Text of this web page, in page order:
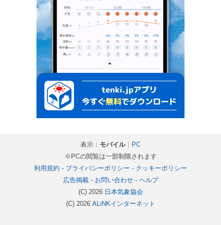
表示： モバイル｜ PC
※PCの閲覧は一部制限されます
利用規約 - プライバシーポリシー - クッキーポリシー
広告掲載- お問い合わせ- ヘルプ
(C) 2026 日本気象協会
(C) 2026 ALiNKインターネット